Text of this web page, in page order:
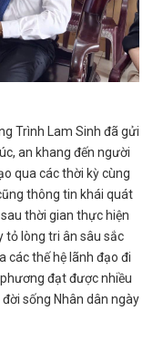
Trình Lam Sinh đã gửi
an khang đến người
qua các thời kỳ cùng
thông tin khái quát
thời gian thực hiện
tỏ lòng tri ân sâu sắc
các thế hệ lãnh đạo đi
đạt được nhiều
sống Nhân dân ngày